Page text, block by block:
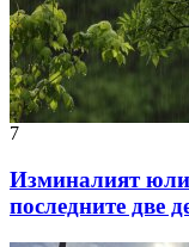
7
Изминалият юли
последните две